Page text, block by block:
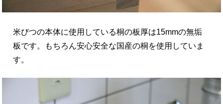
米びつの本体に使用している桐の板厚は15mmの無垢
板です。もちろん安心安全な国産の桐を使用していま
す。